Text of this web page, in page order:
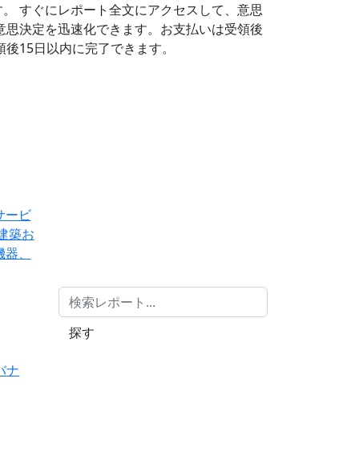
すぐにレポート全文にアクセスして、意思
決定を迅速化できます。お支払いは受領後
15日以内に完了できます。
ービ
築お
、
ナ
探す